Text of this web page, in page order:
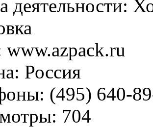
деятельности:
www.azpack.ru
Россия
(495) 640-
704